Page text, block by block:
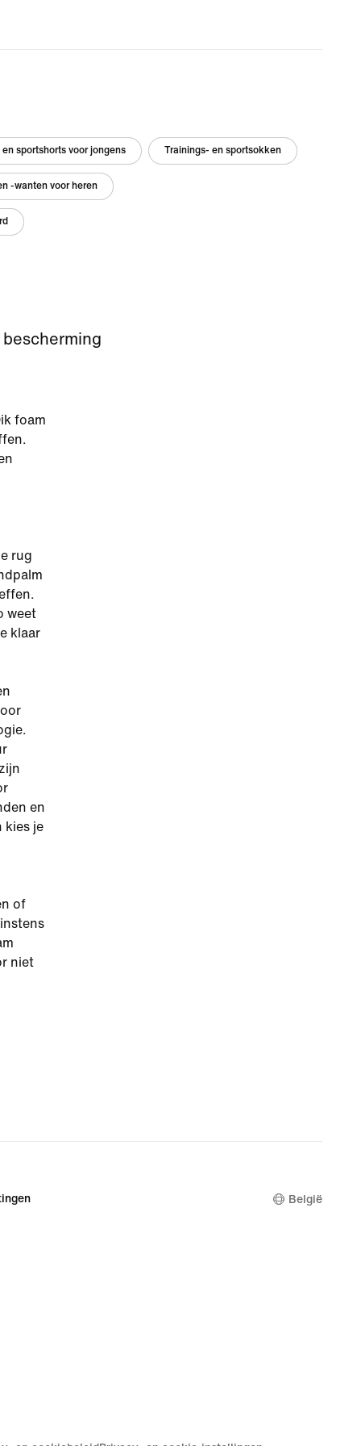
sportshorts voor jongens Trainings- en sportsokken
-wanten voor heren
foam
rug
weet
klaar
en
kies je
of
niet
België